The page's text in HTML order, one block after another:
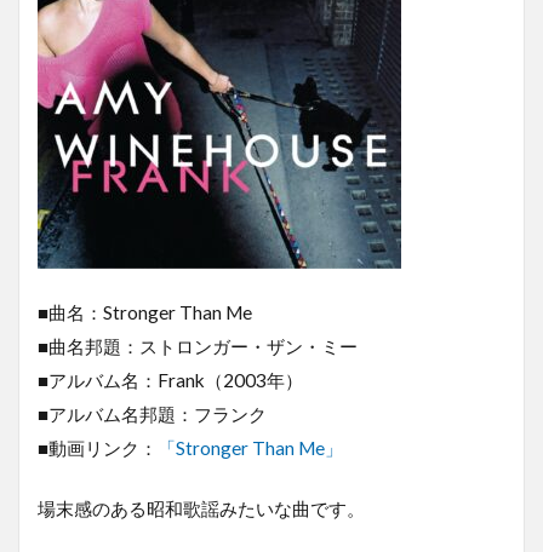
■曲名：Stronger Than Me
■曲名邦題：ストロンガー・ザン・ミー
■アルバム名：Frank（2003年）
■アルバム名邦題：フランク
■動画リンク：
「Stronger Than Me」
場末感のある昭和歌謡みたいな曲です。